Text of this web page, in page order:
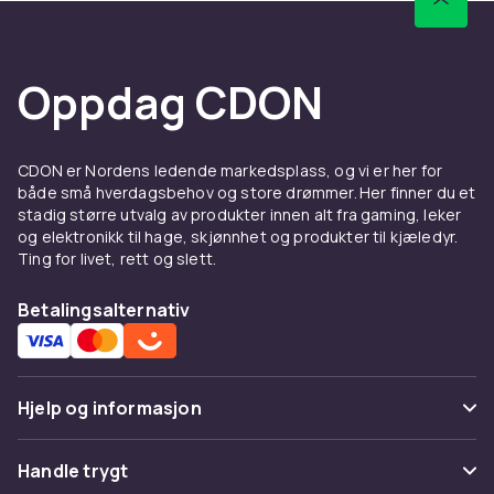
solbeskyttelse for langvarige
resultater
De mest effektive anti-age-ingrediensene i
moderne hudpleie er retinol, C-vitamin,
peptider og hyaluronsyre. Retinol stimulerer
cellefornyelse og kollagenproduksjon, mens
C-vitamin beskytter mot frie radikaler og gir en
med minst SPF 30 er det absolutt viktigste
steget for å forebygge for tidlig aldring,
pigmentflekker og solskader. På CDON finner
du ansiktskremer med innebygd SPF, dedikerte
solbeskyttelser for ansiktet og nattkremer
Oppdag CDON
CDON er Nordens ledende markedsplass, og vi er her for
både små hverdagsbehov og store drømmer. Her finner du et
stadig større utvalg av produkter innen alt fra gaming, leker
og elektronikk til hage, skjønnhet og produkter til kjæledyr.
Ting for livet, rett og slett.
Betalingsalternativ
Hjelp og informasjon
Vanlige spørsmål
Handle trygt